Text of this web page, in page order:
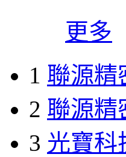
更多
1 聯源精
2 聯源精
3 光寶科